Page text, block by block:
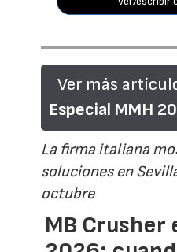
Ver más
Especial MMH
La firma italiana
soluciones en
octubre
MB Crusher